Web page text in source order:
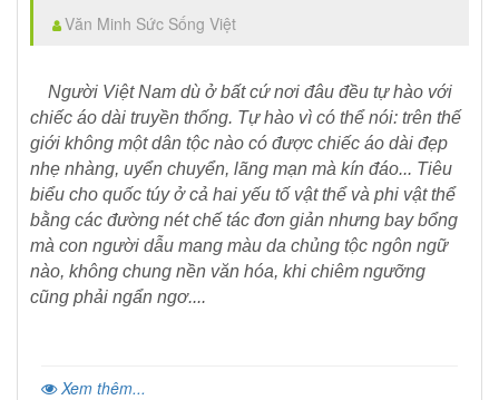
Văn Minh Sức Sống Việt
Người Việt Nam dù ở bất cứ nơi đâu đều tự hào với
chiếc áo dài truyền thống. Tự hào vì có thể nói: trên thế
giới không một dân tộc nào có được chiếc áo dài đẹp
nhẹ nhàng, uyển chuyển, lãng mạn mà kín đáo... Tiêu
biểu cho quốc túy ở cả hai yếu tố vật thể và phi vật thể
bằng các đường nét chế tác đơn giản nhưng bay bổng
mà con người dẫu mang màu da chủng tộc ngôn ngữ
nào, không chung nền văn hóa, khi chiêm ngưỡng
cũng phải ngẩn ngơ....
Xem thêm...